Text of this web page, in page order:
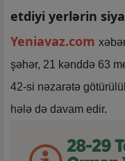
etdiyi yerlərin
Yeniavaz.com
şəhər, 21 kənddə 63
42-si nəzarətə
hələ də davam edir.